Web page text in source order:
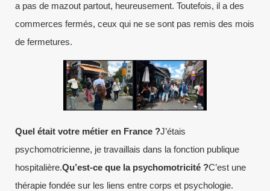
a pas de mazout partout, heureusement. Toutefois, il a des
commerces fermés, ceux qui ne se sont pas remis des mois
de fermetures.
Quel était votre métier en France ?J’étais
psychomotricienne, je travaillais dans la fonction publique
hospitalière.Qu’est-ce que la psychomotricité ?C’est une
thérapie fondée sur les liens entre corps et psychologie.